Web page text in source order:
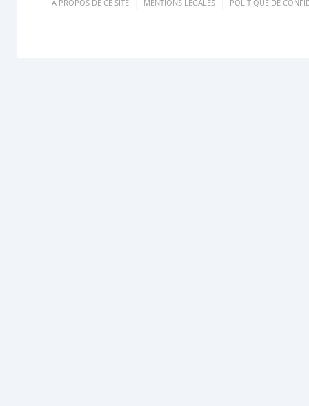
A PROPOS DE CE SITE MENTIONS LÉGALES POLITIQUE DE